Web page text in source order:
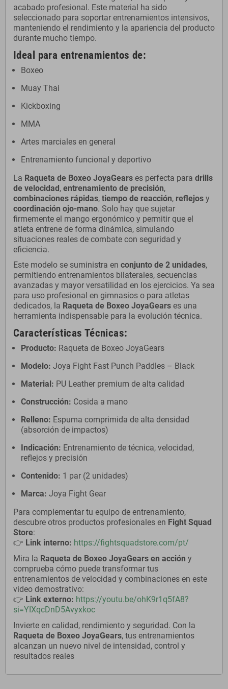
acabado profesional. Este material ha sido
seleccionado para soportar entrenamientos intensivos,
manteniendo el rendimiento y la apariencia del producto
durante mucho tiempo.
Ideal para entrenamientos de:
Boxeo
Muay Thai
Kickboxing
MMA
Artes marciales en general
Entrenamiento funcional y deportivo
La Raqueta de Boxeo JoyaGears es perfecta para drills
de velocidad , entrenamiento de precisión,
combinaciones rápidas, tiempo de reacción, reflejos y
coordinación ojo-mano. Solo hay que sujetar
firmemente el mango ergonómico y permitir que el
atleta entrene de forma dinámica, simulando
situaciones reales de combate con seguridad y
eficiencia.
Este modelo se suministra en conjunto de 2 unidades,
permitiendo entrenamientos bilaterales, secuencias
avanzadas y mayor versatilidad en los ejercicios. Ya sea
para uso profesional en gimnasios o para atletas
dedicados, la Raqueta de Boxeo JoyaGears es una
herramienta indispensable para la evolución técnica.
Características Técnicas:
Producto: Raqueta de Boxeo JoyaGears
Modelo: Joya Fight Fast Punch Paddles – Black
Material: PU Leather premium de alta calidad
Construcción: Cosida a mano
Relleno: Espuma comprimida de alta densidad
(absorción de impactos)
Indicación: Entrenamiento de técnica, velocidad,
reflejos y precisión
Contenido: 1 par (2 unidades)
Marca: Joya Fight Gear
Para complementar tu equipo de entrenamiento,
descubre otros productos profesionales en Fight Squad
Store:
👉 Link interno: https://fightsquadstore.com/pt/
Mira la Raqueta de Boxeo JoyaGears en acción y
comprueba cómo puede transformar tus
entrenamientos de velocidad y combinaciones en este
video demostrativo:
👉 Link externo: https://youtu.be/ohK9r1q5fA8?
si=YIXqcDnD5Avyxkoc
Invierte en calidad, rendimiento y seguridad. Con la
Raqueta de Boxeo JoyaGears, tus entrenamientos
alcanzan un nuevo nivel de intensidad, control y
resultados reales